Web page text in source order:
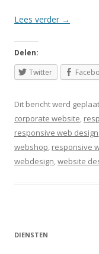
Lees verder →
Delen:
Twitter
Dit bericht werd
corporate website
responsive web design
webshop responsive
webdesign website
DIENSTEN